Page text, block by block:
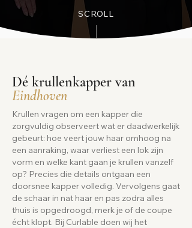
SCROLL
Dé krullenkapper van
Eindhoven
Krullen vragen om een kapper die
zorgvuldig observeert wat er daadwerkelijk
gebeurt: hoe veert jouw haar omhoog na
een aanraking, waar verliest een lok zijn
vorm en welke kant gaan je krullen vanzelf
op? Precies die details ontgaan een
doorsnee kapper volledig. Vervolgens gaat
de schaar in nat haar en pas zodra alles
thuis is opgedroogd, merk je of de coupe
écht klopt. Bij Curlable doen wij het